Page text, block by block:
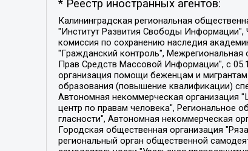
* Реестр иностранных агентов:
Калининградская региональная общественная организация "Экозащита!-Женсовет", Фонд содействия защите прав и свобод граждан "Общественный вердикт", Фонд "Институт Развития Свободы Информации", Частное учреждение "Информационное агентство МЕМО. РУ", Региональная общественная организация "Общественная комиссия по сохранению наследия академика Сахарова", Фонд поддержки свободы прессы, Санкт-Петербургская общественная правозащитная организация "Гражданский контроль", Межрегиональная общественная организация "Информационно-просветительский центр "Мемориал", Региональный Фонд "Центр Защиты Прав Средств Массовой Информации", с 05.12.2023 Фонд "Центр Защиты Прав Средств массовой информации", Региональная общественная благотворительная организация помощи беженцам и мигрантам "Гражданское содействие", Негосударственное образовательное учреждение дополнительного профессионального образования (повышение квалификации) специалистов "АКАДЕМИЯ ПО ПРАВАМ ЧЕЛОВЕКА", Свердловская региональная общественная организация "Сутяжник", Автономная некоммерческая организация "Центр независимых социологических исследований", Союз общественных объединений "Российский исследовательский центр по правам человека", Региональное общественное учреждение научно-информационный центр "МЕМОРИАЛ", Некоммерческая организация "Фонд защиты гласности", Автономная некоммерческая организация "Институт прав человека", Городская общественная организация "Екатеринбургское общество "МЕМОРИАЛ", Городская общественная организация "Рязанское историко-просветительское и правозащитное общество "Мемориал" (Рязанский Мемориал), Челябинский региональный орган общественной самодеятельности – женское общественное объединение "Женщины Евразии", Челябинский региональный орган общественной самодеятельности "Уральская правозащитная группа", Фонд содействия защите здоровья и социальной справедливости имени Андрея Рылькова, Автономная Некоммерческая Организация "Аналитический Центр Юрия Левады", Автономная некоммерческая организация социальной поддержки населения "Проект Апрель", Региональная общественная организация помощи женщинам и детям, находящимся в кризисной ситуации "Информационно-методический центр "Анна", Фонд содействия развитию массовых коммуникаций и правовому просвещению "Так-так-Так", Фонд содействия устойчивому развитию "Серебряная тайга", Свердловский региональный общественный фонд социальных проектов "Новое время", "Idel.Реалии", Кавказ.Реалии, Крым.Реалии, Телеканал Настоящее Время, Татаро-башкирская служба Радио Свобода (Azatliq Radiosi), Радио Свободная Европа/Радио Свобода (PCE/